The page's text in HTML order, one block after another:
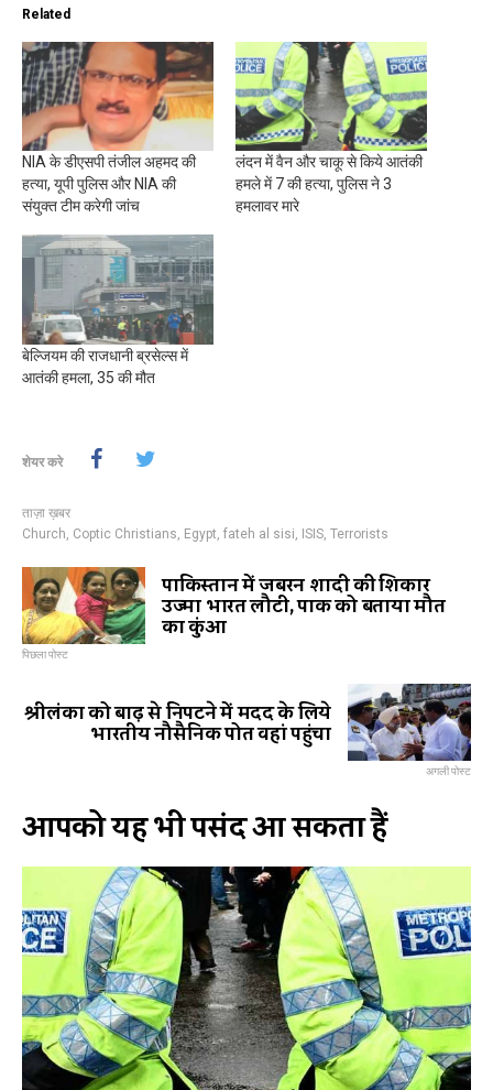
Related
NIA के डीएसपी तंजील अहमद की
हत्या, यूपी पुलिस और NIA की
संयुक्त टीम करेगी जांच
लंदन में वैन और चाकू से किये आतंकी
हमले में 7 की हत्या, पुलिस ने 3
हमलावर मारे
बेल्जियम की राजधानी ब्रसेल्स में
आतंकी हमला, 35 की मौत
शेयर करे
ताज़ा ख़बर
Church, Coptic Christians, Egypt, fateh al sisi, ISIS, Terrorists
पाकिस्तान में जबरन शादी की शिकार
उज्मा भारत लौटी, पाक को बताया मौत
का कुंआ
पिछला पोस्ट
श्रीलंका को बाढ़ से निपटने में मदद के लिये
भारतीय नौसैनिक पोत वहां पहुंचा
अगली पोस्ट
आपको यह भी पसंद आ सकता हैं